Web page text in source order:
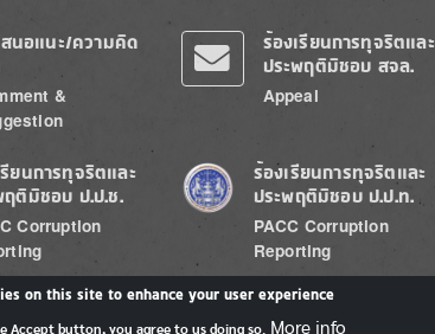
สนอแนะ/ความคิด
&
ร้องเรียนการทุจริตและ
ประพฤติมิชอบ สจล.
Appeal
ยนการทุจริตและ
ฤติมิชอบ ป.ป.ช.
Corruption
Image
ร้องเรียนการทุจริตและ
ประพฤติมิชอบ ป.ป.ท.
PACC Corruption
Reporting
on this site to enhance your user experience
Accept button, you agree to us doing so. More info